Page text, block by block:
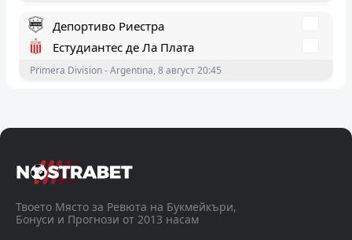
Депортиво Риестра
Естудиантес де Ла Плата
Primera Division - Argentina, 8 август 20:45
Серкъл Брюж
Яро
Вааса ВПС
Veikkausliiga - Finland, 8 август 19:00
Твоето Място за Ревюта на Букмейкъри,
Бонуси и Прогнози от 2013 насам